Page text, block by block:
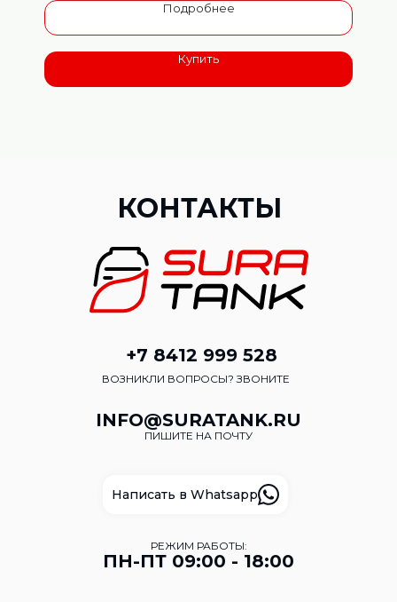
Подробнее
Купить
Написать в Whatsapp
РЕЖИМ РАБОТЫ:
ПН-ПТ 09:00 - 18:00
INFO@SURATANK.RU
ПИШИТЕ НА ПОЧТУ
КОНТАКТЫ
ВОЗНИКЛИ ВОПРОСЫ? ЗВОНИТЕ
+7 8412 999 528